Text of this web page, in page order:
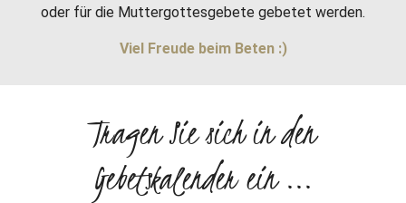
oder für die Muttergottesgebete gebetet werden.
Viel Freude beim Beten :)
Tragen Sie sich in den
Gebetskalender ein ...